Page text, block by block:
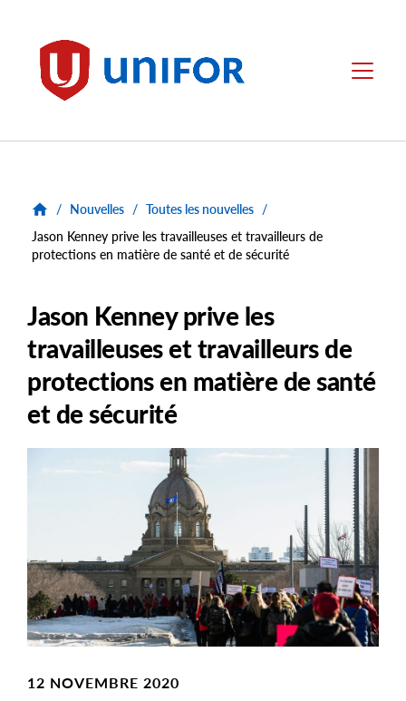
Unifor Menu
/ Nouvelles / Toutes les nouvelles /
Jason Kenney prive les travailleuses et travailleurs de
protections en matière de santé et de sécurité
Jason Kenney prive les
travailleuses et travailleurs de
protections en matière de santé
et de sécurité
12 NOVEMBRE 2020